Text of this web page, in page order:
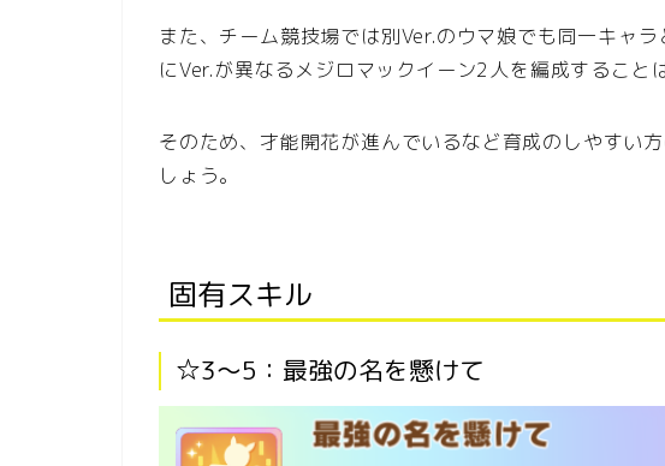
また、チーム競技場では別Ver.のウマ娘でも同一キャ
にVer.が異なるメジロマックイーン2人を編成すること
そのため、才能開花が進んでいるなど育成のしやすい
しょう。
固有スキル
☆3〜5：最強の名を懸けて